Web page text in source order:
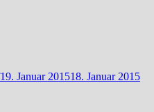
19. Januar 201518. Januar 2015